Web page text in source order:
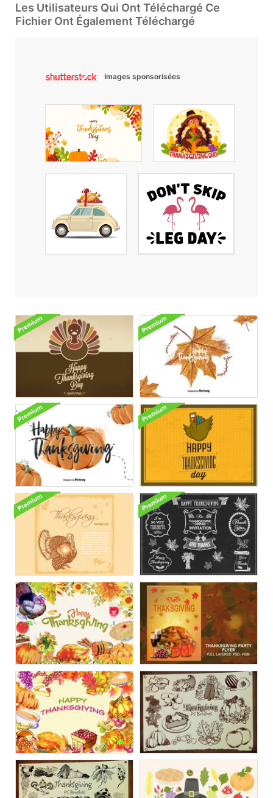
Les Utilisateurs Qui Ont Téléchargé Ce
Fichier Ont Également Téléchargé
Images sponsorisées